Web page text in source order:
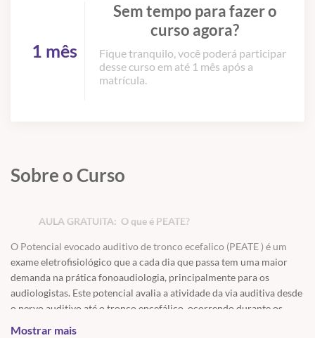
1 mês
Sem tempo para fazer o
curso agora?
Fique tranquilo, você poderá participar
desse curso em até 1 mês após a
matrícula.
Sobre o Curso
AULA GRATUITA: O que é PEATE?
O Potencial evocado auditivo de tronco ecefalico (PEATE ) é um
exame eletrofisiológico que a cada dia que passa tem uma maior
demanda na prática fonoaudiologia, principalmente para os
audiologistas. Este potencial avalia a atividade da via auditiva desde
o nervo auditivo até o tronco encefálico, ocorrendo durante os
Mostrar mais